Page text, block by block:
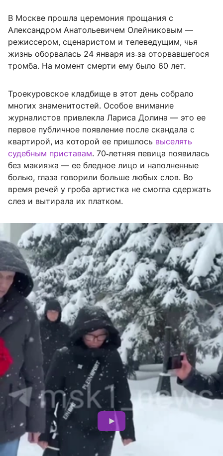
В Москве прошла церемония прощания с
Александром Анатольевичем Олейниковым —
режиссером, сценаристом и телеведущим, чья
жизнь оборвалась 24 января из‑за оторвавшегося
тромба. На момент смерти ему было 60 лет.
Троекуровское кладбище в этот день собрало
многих знаменитостей. Особое внимание
журналистов привлекла Лариса Долина — это ее
первое публичное появление после скандала с
квартирой, из которой ее пришлось выселять
судебным приставам. 70‑летняя певица появилась
без макияжа — ее бледное лицо и наполненные
болью, глаза говорили больше любых слов. Во
время речей у гроба артистка не смогла сдержать
слез и вытирала их платком.